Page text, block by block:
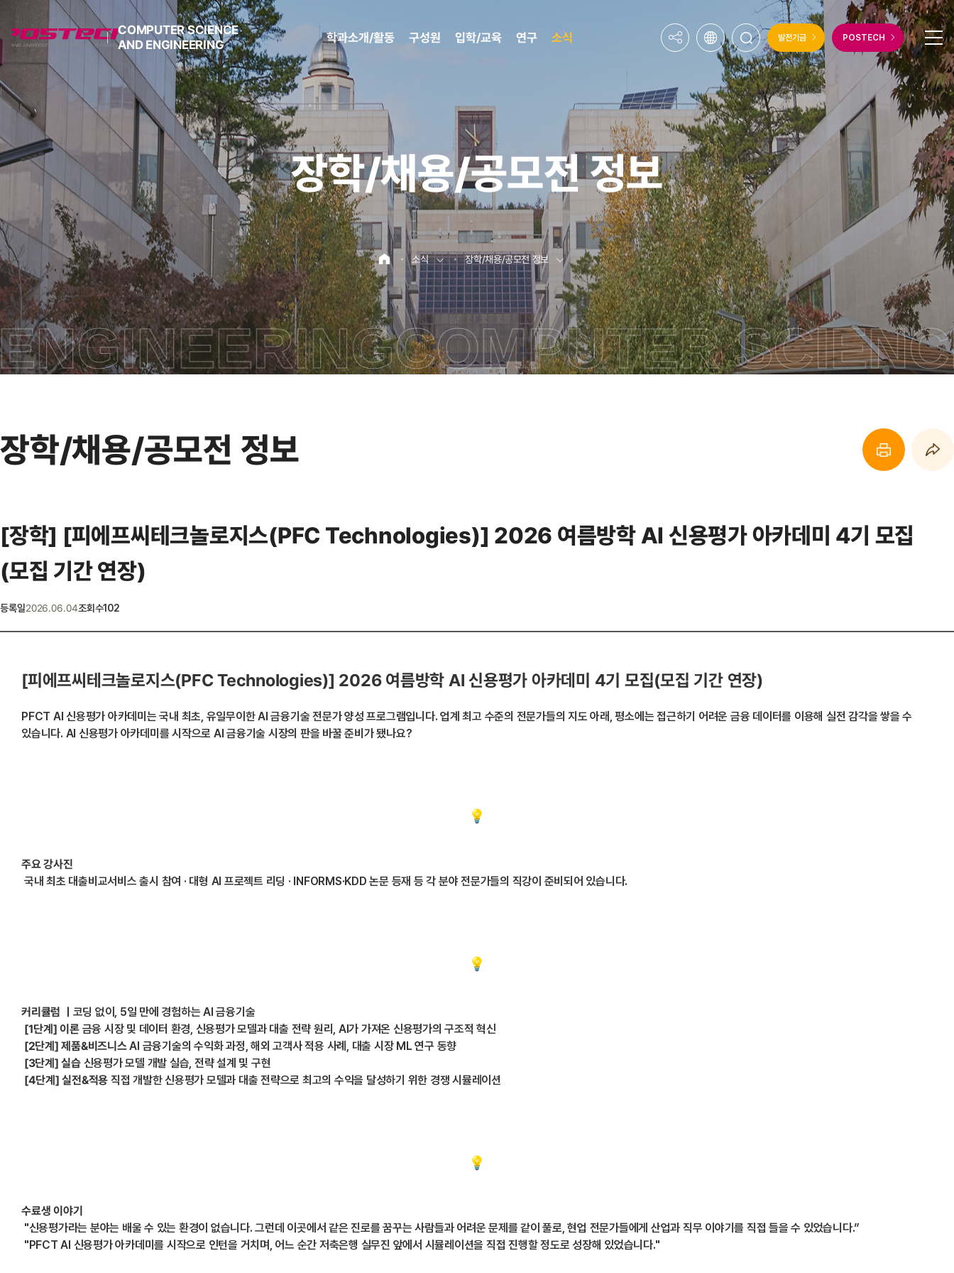
COMPUTER SCIENCE
AND ENGINEERING
학과소개/활동 구성원 입학/교육 연구 소식 발전기금 POSTECH
장학/채용/공모전 정보
소식 장학/채용/공모전 정보
COMPUTER
장학/채용/공모전 정보
[장학] [피에프씨테크놀로지스(PFC Technologies)] 2026 여름방학 AI 신용평가 아카데미 4기 모집
(모집 기간 연장)
등록일2026.06.04조회수102
[피에프씨테크놀로지스(PFC Technologies)] 2026 여름방학 AI 신용평가 아카데미 4기 모집(모집 기간 연장)
PFCT AI 신용평가 아카데미는 국내 최초, 유일무이한 AI 금융기술 전문가 양성 프로그램입니다. 업계 최고 수준의 전문가들의 지도 아래, 평소에는 접근하기 어려운 금융 데이터를 이용해 실전 감각을 쌓을 수
있습니다. AI 신용평가 아카데미를 시작으로 AI 금융기술 시장의 판을 바꿀 준비가 됐나요?
주요 강사진
국내 최초 대출비교서비스 출시 참여 · 대형 AI 프로젝트 리딩 · INFORMS·KDD 논문 등재 등 각 분야 전문가들의 직강이 준비되어 있습니다.
커리큘럼 ㅣ 코딩 없이, 5일 만에 경험하는 AI 금융기술
[1단계] 이론금융 시장 및 데이터 환경, 신용평가 모델과 대출 전략 원리, AI가 가져온 신용평가의 구조적 혁신
[2단계] 제품&비즈니스AI 금융기술의 수익화 과정, 해외 고객사 적용 사례, 대출 시장 ML 연구 동향
[3단계] 실습신용평가 모델 개발 실습, 전략 설계 및 구현
[4단계] 실전&적용 직접 개발한 신용평가 모델과 대출 전략으로 최고의 수익을 달성하기 위한 경쟁 시뮬레이션
수료생 이야기
"신용평가라는 분야는 배울 수 있는 환경이 없습니다. 그런데 이곳에서 같은 진로를 꿈꾸는 사람들과 어려운 문제를 같이 풀로, 현업 전문가들에게 산업과 직무 이야기를 직접 들을 수 있었습니다.”
"PFCT AI 신용평가 아카데미를 시작으로 인턴을 거치며, 어느 순간 저축은행 실무진 앞에서 시뮬레이션을 직접 진행할 정도로 성장해 있었습니다."